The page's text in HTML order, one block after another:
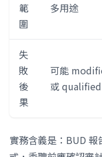
範
圍
多用途
失
敗
後
果
可能
或
實務含義是：BUD